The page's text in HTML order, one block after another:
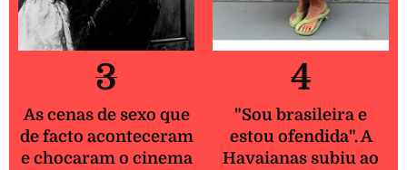
3
As cenas de sexo que
de facto aconteceram
e chocaram o cinema
4
"Sou brasileira e
estou ofendida". A
Havaianas subiu ao